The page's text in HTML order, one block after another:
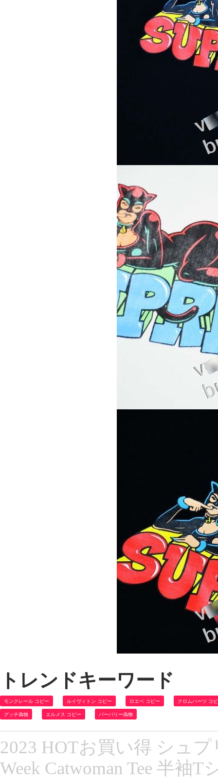
トレンドキーワード
モンクレール コピー ルイヴィトン コピー ロエベ コピー クロムハーツ コ
グッチ偽物 エルメス コピー バーバリー偽物
2023 HOTお買い得 シュ
Week Catwoman Tee 半袖